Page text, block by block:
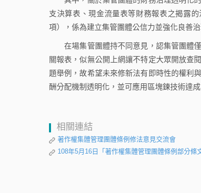
支決算表、現金流量表等財務報表之揭露
項），係為建立集管團體公信力並強化良善
在場集管團體持不同意見，認集管團體僅
關報表，似無公開上網讓不特定大眾開放查
題舉例，故希望未來修新法有即時性的權利
酬分配機制透明化，並可應用區塊鍊技術達成
相關連結
著作權集體管理團體條例修法意見交流會
108年5月16日「著作權集體管理團體條例部分條